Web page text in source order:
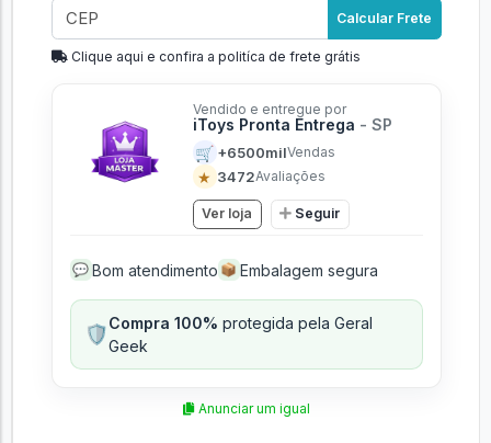
Calcular Frete
Clique aqui e confira a politíca de frete grátis
Vendido e entregue por
iToys Pronta Entrega - SP
🛒 +6500milVendas
★ 3472Avaliações
Ver loja Seguir
💬 Bom atendimento 📦 Embalagem segura
🛡️Compra 100% protegida pela Geral
Geek
Anunciar um igual